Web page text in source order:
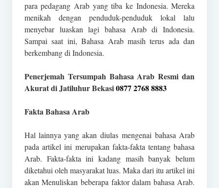
para pedagang Arab yang tiba ke Indonesia. Mereka
menikah dengan penduduk-penduduk lokal lalu
menyebar luaskan lagi bahasa Arab di Indonesia.
Sampai saat ini, Bahasa Arab masih terus ada dan
berkembang di Indonesia.
Penerjemah Tersumpah Bahasa Arab Resmi dan
Akurat di Jatiluhur Bekasi0877 2768 8883
Fakta Bahasa Arab
Hal lainnya yang akan diulas mengenai bahasa Arab
pada artikel ini merupakan fakta-fakta tentang bahasa
Arab. Fakta-fakta ini kadang masih banyak belum
diketahui oleh masyarakat luas. Maka dari itu artikel ini
akan Menuliskan beberapa faktor dalam bahasa Arab.